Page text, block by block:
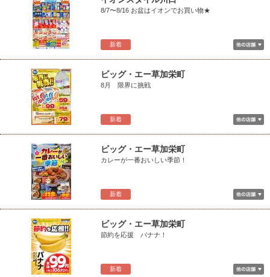
新着
8/7〜8/16 お盆はイオンでお買い物★
新着
ビッグ・エー草加栄町
8月 限界に挑戦
新着
ビッグ・エー草加栄町
カレーが一番おいしい季節！
新着
ビッグ・エー草加栄町
節約を応援 バナナ！